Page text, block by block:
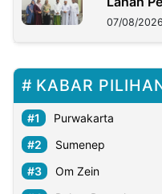
07/08/
KABAR
Purwakarta
Sumenep
Om Zein